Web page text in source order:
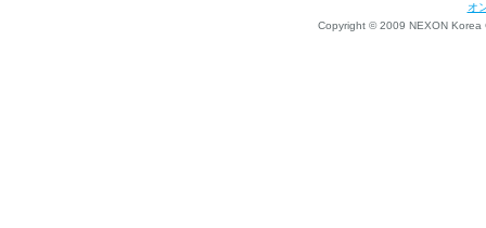
オ
Copyright © 2009 NEXON Korea